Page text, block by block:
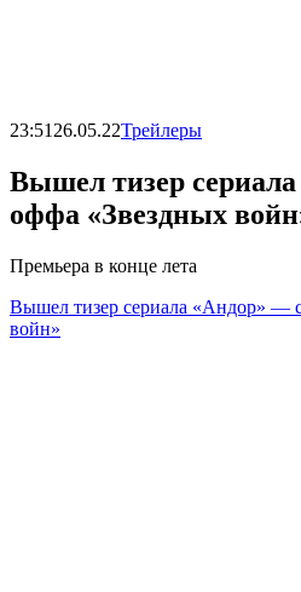
23:51 26.05.22Трейлеры
Вышел тизер
оффа «Звездных
Премьера в конце лета
Вышел тизер сериала «Андор» —
войн»